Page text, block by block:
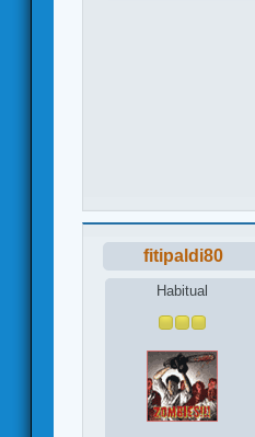
fitipaldi80
Habitual